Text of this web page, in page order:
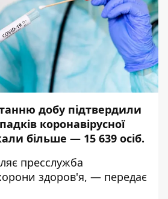
добу підтвердили
коронавірусної
більше — 15 639 осіб.
пресслужба
здоров'я, — передає